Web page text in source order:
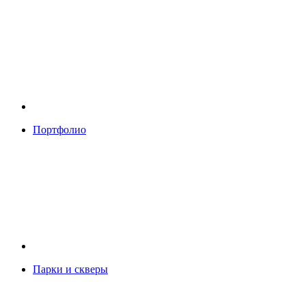
Портфолио
Парки и скверы